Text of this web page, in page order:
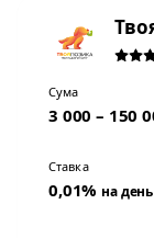
Сума
3 000 – 150
Ставка
0,01% на день